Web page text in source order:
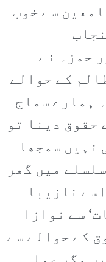
سے خوب
حمزہ نے
کے حوالے
ہمارے سماج
حقوق دینا تو
نہیں سمجھا
میں گھر
نازیبا
سے نوازا
کے حوالے سے